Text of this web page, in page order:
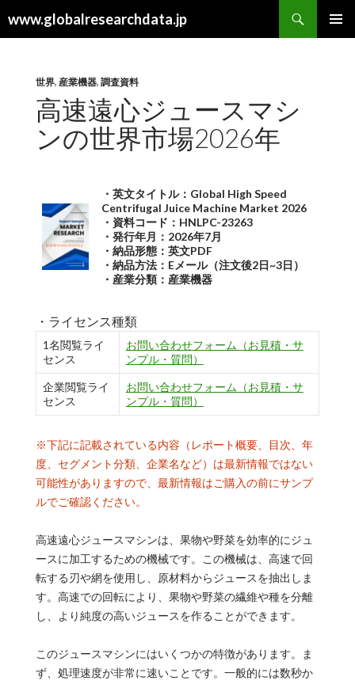
www.globalresearchdata.jp
索
世界, 産業機器, 調査資料
高速遠心ジュースマシ
ンの世界市場2026年
・英文タイトル：Global High Speed
Centrifugal Juice Machine Market 2026
・資料コード：HNLPC-23263
・発行年月：2026年7月
・納品形態：英文PDF
・納品方法：Eメール（注文後2日~3日）
・産業分類：産業機器
・ライセンス種類
1名閲覧ライ
センス
お問い合わせフォーム（お見積・サ
ンプル・質問）
企業閲覧ライ
センス
お問い合わせフォーム（お見積・サ
ンプル・質問）
※下記に記載されている内容（レポート概要、目次、年
度、セグメント分類、企業名など）は最新情報ではない
可能性がありますので、最新情報はご購入の前にサンプ
ルでご確認ください。
高速遠心ジュースマシンは、果物や野菜を効率的にジュ
ースに加工するための機械です。この機械は、高速で回
転する刃や網を使用し、原材料からジュースを抽出しま
す。高速での回転により、果物や野菜の繊維や種を分離
し、より純度の高いジュースを作ることができます。
このジュースマシンにはいくつかの特徴があります。ま
ず、処理速度が非常に速いことです。一般的には数秒か